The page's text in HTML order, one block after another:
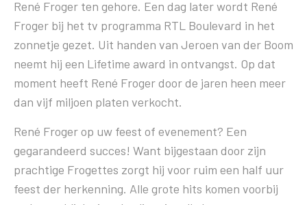
René Froger ten gehore. Een dag later wordt René
Froger bij het tv programma RTL Boulevard in het
zonnetje gezet. Uit handen van Jeroen van der Boom
neemt hij een Lifetime award in ontvangst. Op dat
moment heeft René Froger door de jaren heen meer
dan vijf miljoen platen verkocht.
René Froger op uw feest of evenement? Een
gegarandeerd succes! Want bijgestaan door zijn
prachtige Frogettes zorgt hij voor ruim een half uur
feest der herkenning. Alle grote hits komen voorbij